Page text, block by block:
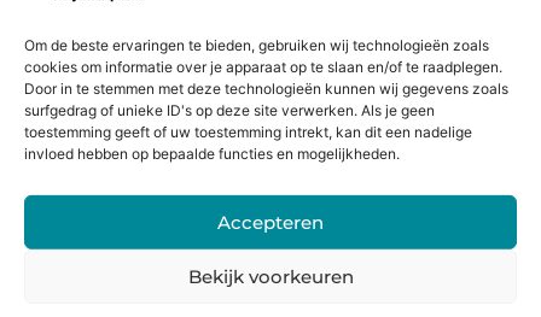
Om de beste ervaringen te bieden, gebruiken wij technologieën zoals
cookies om informatie over je apparaat op te slaan en/of te raadplegen.
Door in te stemmen met deze technologieën kunnen wij gegevens zoals
surfgedrag of unieke ID's op deze site verwerken. Als je geen
toestemming geeft of uw toestemming intrekt, kan dit een nadelige
invloed hebben op bepaalde functies en mogelijkheden.
Accepteren
Bekijk voorkeuren
Kobo
Kobo Aura H2O Edition 2
Kobo Aura H2O Edition 1
Kobo Aura Edition 2
Kobo Aura Edition 1
Kobo Clara HD